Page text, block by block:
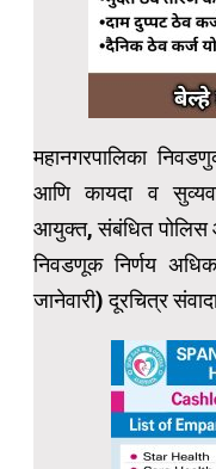
महानगरपालिका
आणि कायदा व
आयुक्त, संबंधित पोलिस
निवडणूक निर्णय
जानेवारी) दूरचित्र